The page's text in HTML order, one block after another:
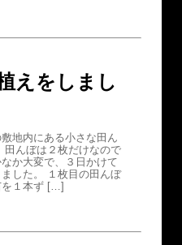
えをしまし
地内にある小さな田ん
田んぼは２枚だけなので
か大変で、３日かけて
した。 １枚目の田んぼ
を１本ず […]